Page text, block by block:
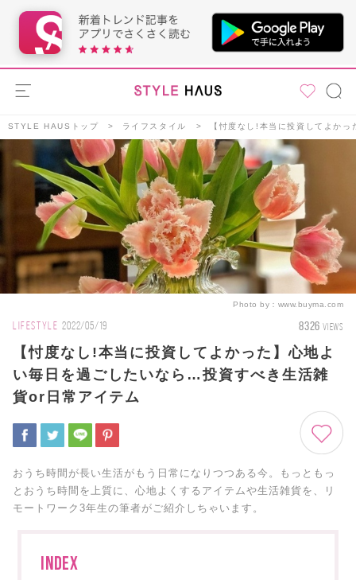
STYLE HAUSトップ ライフスタイル 【忖度なし!本当に投資してよか
Photo by： www.buyma.com
LIFESTYLE 2022/05/19 8326 VIEWS
【忖度なし!本当に投資してよかった】心地よ
い毎日を過ごしたいなら…投資すべき生活雑
貨or日常アイテム
おうち時間が長い生活がもう日常になりつつある今。もっともっ
とおうち時間を上質に、心地よくするアイテムや生活雑貨を、リ
モートワーク3年生の筆者がご紹介しちゃいます。
INDEX